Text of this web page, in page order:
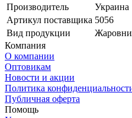
Производитель
Украина
Артикул поставщика 5056
Вид продукции
Компания
О компании
Оптовикам
Новости и акции
Политика
Публичная оферта
Помощь